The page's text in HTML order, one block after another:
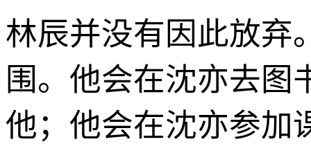
林辰并没有因此放弃
围。他会在沈亦去图
他；他会在沈亦参加